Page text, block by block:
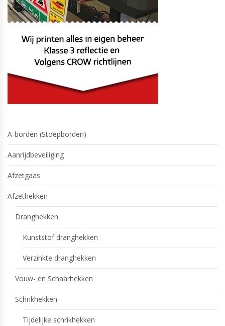
A-borden (Stoepborden)
Aanrijdbeveiliging
Afzetgaas
Afzethekken
Dranghekken
Kunststof dranghekken
Verzinkte dranghekken
Vouw- en Schaarhekken
Schrikhekken
Tijdelijke schrikhekken